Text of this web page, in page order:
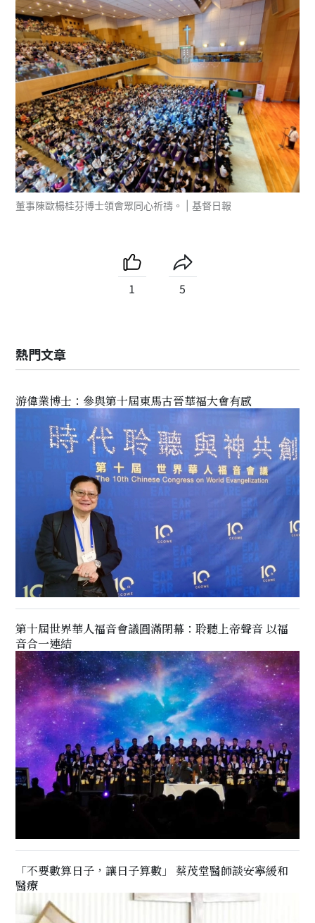
董事陳歐楊桂芬博士領會眾同心祈禱。 | 基督日報
1 5
熱門文章
游偉業博士：參與第十屆東馬古晉華福大會有感
第十屆世界華人福音會議圓滿閉幕：聆聽上帝聲音 以福
音合一連結
「不要數算日子，讓日子算數」 蔡茂堂醫師談安寧緩和
醫療